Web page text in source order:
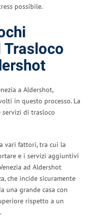
possibile.
Trasloco
a Aldershot,
in questo processo. La
di trasloco
vari fattori, tra cui la
e i servizi aggiuntivi
ad Aldershot
che incide sicuramente
una grande casa con
rispetto a un